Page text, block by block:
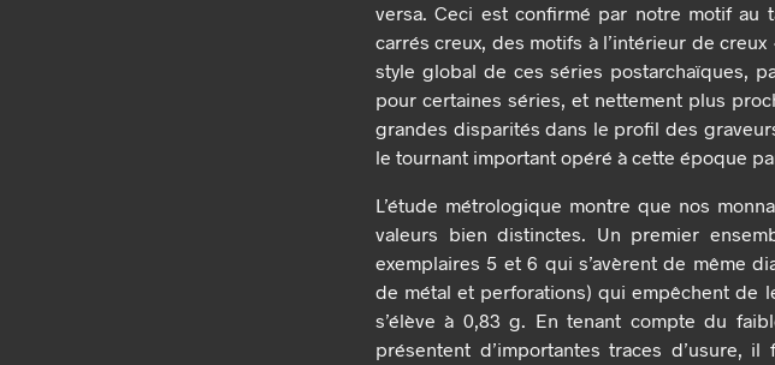
versa. Ceci est confirmé par notre motif au
carrés creux, des motifs à l’intérieur de
style global de ces séries postarchaïques,
pour certaines séries, et nettement plus
grandes disparités dans le profil des
le tournant important opéré à cette époque
L’étude métrologique montre que nos
valeurs bien distinctes. Un premier
exemplaires 5 et 6 qui s’avèrent de même
de métal et perforations) qui empêchent de
s’élève à 0,83 g. En tenant compte du
présentent d’importantes traces d’usure,